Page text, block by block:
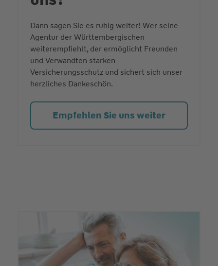
Dann sagen Sie es ruhig weiter! Wer seine
Agentur der Württembergischen
weiterempfiehlt, der ermöglicht Freunden
und Verwandten starken
Versicherungsschutz und sichert sich unser
herzliches Dankeschön.
Empfehlen Sie uns weiter